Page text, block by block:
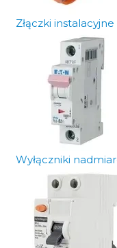
Złączki instalacyjne
Wyłączniki